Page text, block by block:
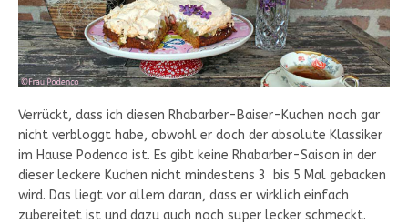
Verrückt, dass ich diesen Rhabarber-Baiser-Kuchen noch gar
nicht verbloggt habe, obwohl er doch der absolute Klassiker
im Hause Podenco ist. Es gibt keine Rhabarber-Saison in der
dieser leckere Kuchen nicht mindestens 3 bis 5 Mal gebacken
wird. Das liegt vor allem daran, dass er wirklich einfach
zubereitet ist und dazu auch noch super lecker schmeckt.